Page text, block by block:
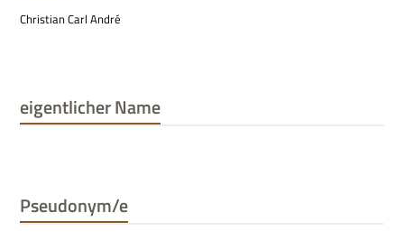
Christian Carl André
eigentlicher Name
Pseudonym/e